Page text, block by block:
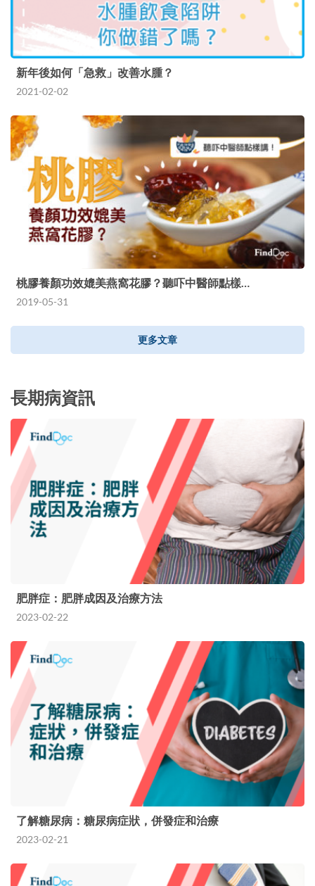
新年後如何「急救」改善水腫？
2021-02-02
桃膠養顏功效媲美燕窩花膠？聽吓中醫師點樣…
2019-05-31
更多文章
長期病資訊
肥胖症：肥胖成因及治療方法
2023-02-22
了解糖尿病：糖尿病症狀，併發症和治療
2023-02-21